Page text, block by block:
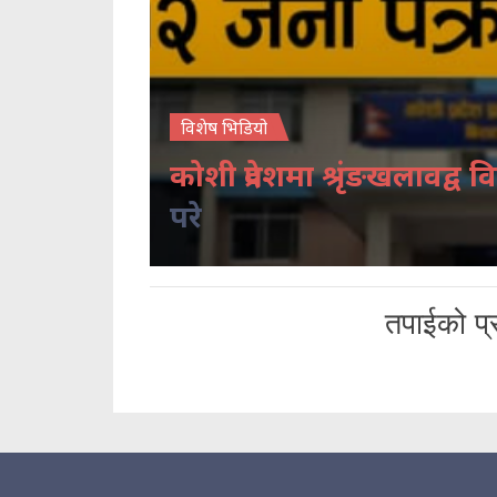
विशेष भिडियो
कोशी प्रदेशमा श्रृंङखलावद्व
परे
तपाईको